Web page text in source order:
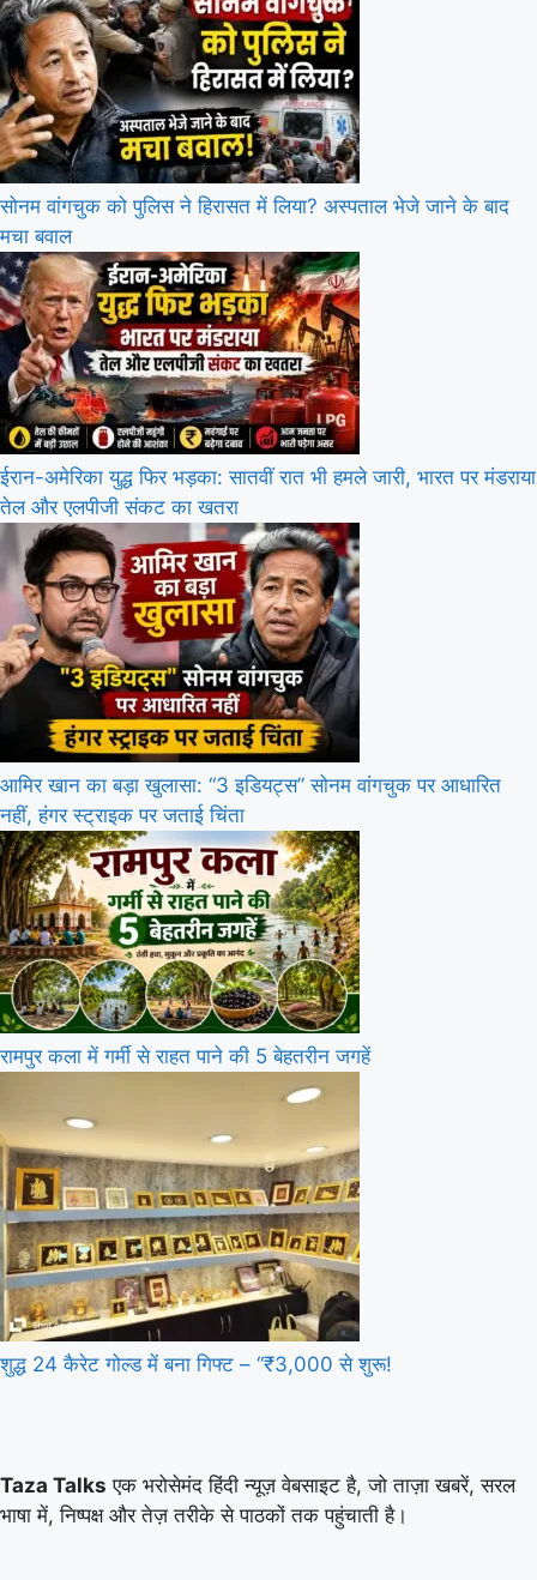
सोनम वांगचुक को पुलिस ने हिरासत में लिया? अस्पताल भेजे जाने के बाद
मचा बवाल
ईरान-अमेरिका युद्ध फिर भड़का: सातवीं रात भी हमले जारी, भारत पर मंडराया
तेल और एलपीजी संकट का खतरा
आमिर खान का बड़ा खुलासा: “3 इडियट्स” सोनम वांगचुक पर आधारित
नहीं, हंगर स्ट्राइक पर जताई चिंता
रामपुर कला में गर्मी से राहत पाने की 5 बेहतरीन जगहें
शुद्ध 24 कैरेट गोल्ड में बना गिफ्ट – “₹3,000 से शुरू!
Taza Talks एक भरोसेमंद हिंदी न्यूज़ वेबसाइट है, जो ताज़ा खबरें, सरल
भाषा में, निष्पक्ष और तेज़ तरीके से पाठकों तक पहुंचाती है।